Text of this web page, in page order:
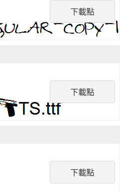
下載點
下載點
下載點